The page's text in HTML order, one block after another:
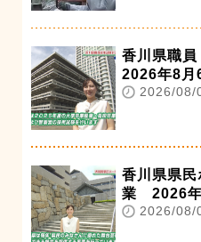
香川県職
2026年8月
2026/08/
香川県県
業 2026年
2026/08/